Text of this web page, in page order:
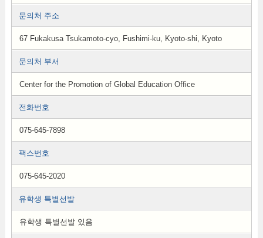
문의처 주소
67 Fukakusa Tsukamoto-cyo, Fushimi-ku, Kyoto-shi, Kyoto
문의처 부서
Center for the Promotion of Global Education Office
전화번호
075-645-7898
팩스번호
075-645-2020
유학생 특별선발
유학생 특별선발 있음